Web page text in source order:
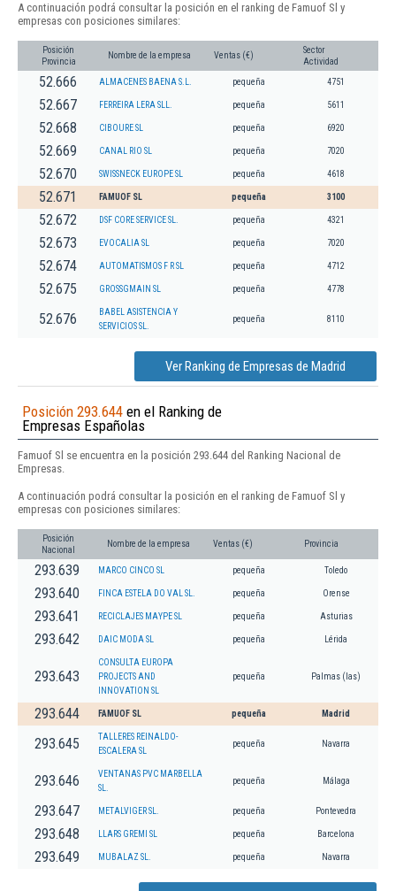
A continuación podrá consultar la posición en el ranking de Famuof Sl y
empresas con posiciones similares:
Posición
Provincia
Nombre de la empresa Ventas (€)
Sector
Actividad
52.666 ALMACENES BAENA S.L. pequeña 4751
52.667 FERREIRA LERA SLL. pequeña 5611
52.668 CIBOURE SL pequeña 6920
52.669 CANAL RIO SL pequeña 7020
52.670 SWISSNECK EUROPE SL pequeña 4618
52.671 FAMUOF SL pequeña 3100
52.672 DSF CORE SERVICE SL. pequeña 4321
52.673 EVOCALIA SL pequeña 7020
52.674 AUTOMATISMOS F R SL pequeña 4712
52.675 GROSSGMAIN SL pequeña 4778
52.676
BABEL ASISTENCIA Y
SERVICIOS SL.
pequeña 8110
Ver Ranking de Empresas de Madrid
Posición 293.644 en el Ranking de
Empresas Españolas
Famuof Sl se encuentra en la posición 293.644 del Ranking Nacional de
Empresas.
A continuación podrá consultar la posición en el ranking de Famuof Sl y
empresas con posiciones similares:
Posición
Nacional
Nombre de la empresa Ventas (€) Provincia
293.639 MARCO CINCO SL pequeña Toledo
293.640 FINCA ESTELA DO VAL SL. pequeña Orense
293.641 RECICLAJES MAYPE SL pequeña Asturias
293.642 DAIC MODA SL pequeña Lérida
293.643
CONSULTA EUROPA
PROJECTS AND
INNOVATION SL
pequeña Palmas (las)
293.644 FAMUOF SL pequeña Madrid
293.645
TALLERES REINALDO-
ESCALERA SL
pequeña Navarra
293.646
VENTANAS PVC MARBELLA
SL.
pequeña Málaga
293.647 METALVIGER SL. pequeña Pontevedra
293.648 LLARS GREMI SL pequeña Barcelona
293.649 MUBALAZ SL. pequeña Navarra